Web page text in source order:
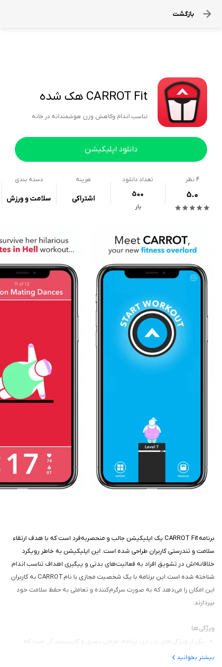
بازگشت
CARROT Fit هک شده
تناسب اندام وکاهش وزن هوشمندانه در خانه
دانلود اپلیکیشن
4 نظر
5.0
تعداد دانلود
500
بار
هزینه
اشتراکی
دسته بندی
سلامت و ورزش
برنامه CARROT Fit یک اپلیکیشن جالب و منحصربه‌فرد است که با هدف ارتقاء
سلامت و تندرستی کاربران طراحی شده است. این اپلیکیشن به خاطر رویکرد
خلاقانه‌اش در تشویق افراد به فعالیت‌های بدنی و پیگیری اهداف تناسب اندام
شناخته شده است. این برنامه با یک شخصیت مجازی با نام CARROT به کاربران
این امکان را می‌دهد که به صورت سرگرم‌کننده و تعاملی به حفظ سلامت خود
بپردازند.
ویژگی‌ها
یکی از ویژگی‌های بارز این برنامه، طراحی بصری و کاربرپسند آن است که
تجربه کاربر را بهبود می‌بخشد.
بیشتر بخوانید